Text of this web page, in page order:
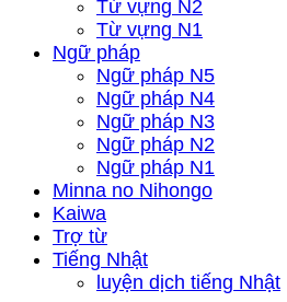
Từ vựng N2
Từ vựng N1
Ngữ pháp
Ngữ pháp N5
Ngữ pháp N4
Ngữ pháp N3
Ngữ pháp N2
Ngữ pháp N1
Minna no Nihongo
Kaiwa
Trợ từ
Tiếng Nhật
luyện dịch tiếng Nhật